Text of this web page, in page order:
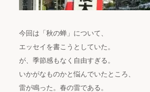
寄付について
今回は「秋の蝉」について、
エッセイを書こうとしていた。
が、季節感もなく自由すぎる。
いかがなものかと悩んでいたところ、
雷が鳴った。春の雷である。